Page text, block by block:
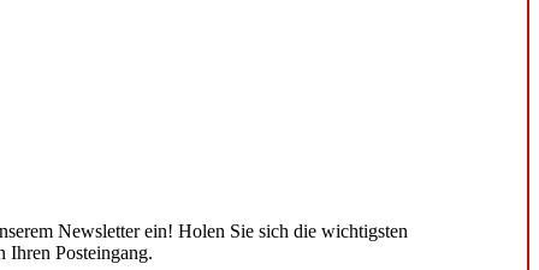
Newsletter ein! Holen Sie sich die wichtigsten
Ihren Posteingang.